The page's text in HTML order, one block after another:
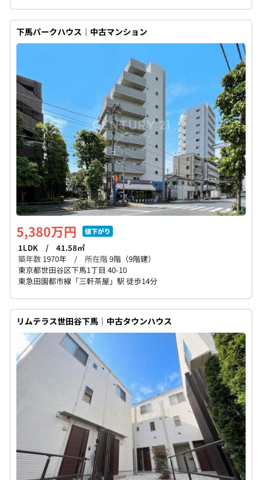
下馬パークハウス｜中古マンション
5,380万円 値下がり
1LDK / 41.58㎡
築年数 1970年 / 所在階9階（9階建）
東京都世田谷区下馬1丁目 40-10
東急田園都市線「三軒茶屋」駅 徒歩14分
リムテラス世田谷下馬｜中古タウンハウス